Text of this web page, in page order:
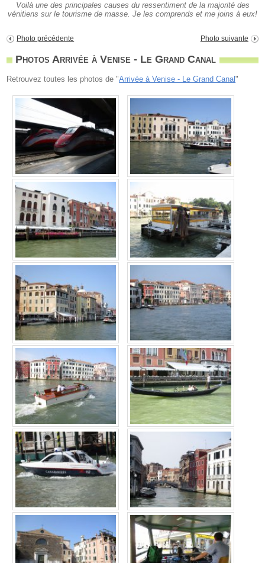
Voilà une des principales causes du ressentiment de la majorité des
vénitiens sur le tourisme de masse. Je les comprends et me joins à eux!
Photo précédente Photo suivante
Photos Arrivée à Venise - Le Grand Canal
Retrouvez toutes les photos de "Arrivée à Venise - Le Grand Canal"